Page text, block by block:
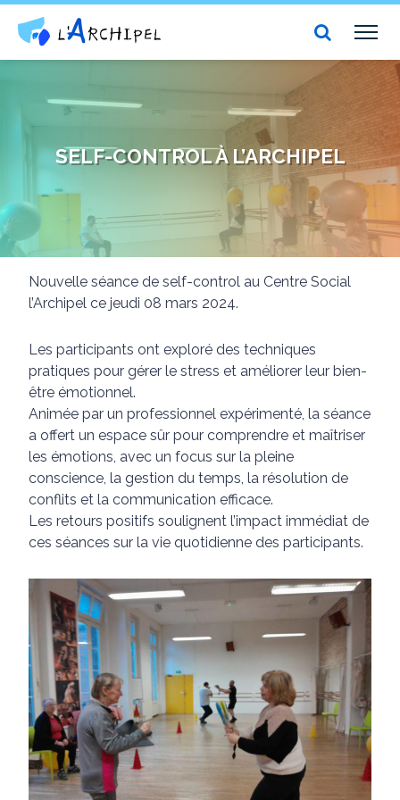
Centre social et culturel l'Archipel
SELF-CONTROL À L’ARCHIPEL
Nouvelle séance de self-control au Centre Social
l’Archipel ce jeudi 08 mars 2024.
Les participants ont exploré des techniques
pratiques pour gérer le stress et améliorer leur bien-
être émotionnel.
Animée par un professionnel expérimenté, la séance
a offert un espace sûr pour comprendre et maîtriser
les émotions, avec un focus sur la pleine
conscience, la gestion du temps, la résolution de
conflits et la communication efficace.
Les retours positifs soulignent l’impact immédiat de
ces séances sur la vie quotidienne des participants.